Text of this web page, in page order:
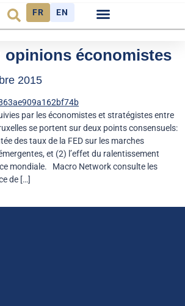
FR EN
opinions économistes
2015
par les économistes et stratégistes entre
se portent sur deux points consensuels:
des taux de la FED sur les marches
et (2) l’effet du ralentissement
mondiale. Macro Network consulte les
de […]